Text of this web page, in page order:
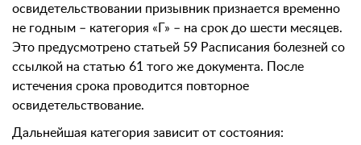
освидетельствовании призывник признается временно
не годным – категория «Г» – на срок до шести месяцев.
Это предусмотрено статьей 59 Расписания болезней со
ссылкой на статью 61 того же документа. После
истечения срока проводится повторное
освидетельствование.
Дальнейшая категория зависит от состояния: